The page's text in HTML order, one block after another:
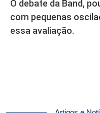
O debate da Band,
com pequenas
essa avaliação.